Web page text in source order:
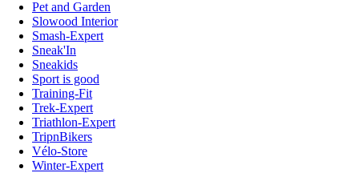
Pet and Garden
Slowood Interior
Smash-Expert
Sneak'In
Sneakids
Sport is good
Training-Fit
Trek-Expert
Triathlon-Expert
TripnBikers
Vélo-Store
Winter-Expert